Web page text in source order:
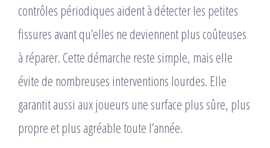
contrôles périodiques aident à détecter les petites
fissures avant qu’elles ne deviennent plus coûteuses
à réparer. Cette démarche reste simple, mais elle
évite de nombreuses interventions lourdes. Elle
garantit aussi aux joueurs une surface plus sûre, plus
propre et plus agréable toute l’année.